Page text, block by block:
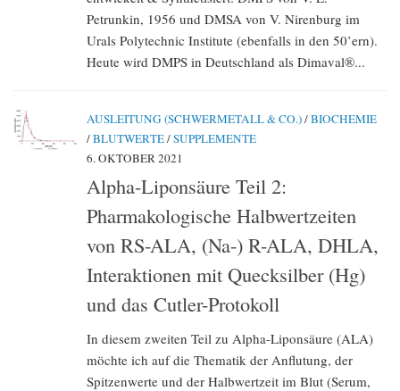
Petrunkin, 1956 und DMSA von V. Nirenburg im
Urals Polytechnic Institute (ebenfalls in den 50’ern).
Heute wird DMPS in Deutschland als Dimaval®...
AUSLEITUNG (SCHWERMETALL & CO.)/BIOCHEMIE
/BLUTWERTE/SUPPLEMENTE
6. OKTOBER 2021
Alpha-Liponsäure Teil 2:
Pharmakologische Halbwertzeiten
von RS-ALA, (Na-) R-ALA, DHLA,
Interaktionen mit Quecksilber (Hg)
und das Cutler-Protokoll
In diesem zweiten Teil zu Alpha-Liponsäure (ALA)
möchte ich auf die Thematik der Anflutung, der
Spitzenwerte und der Halbwertzeit im Blut (Serum,